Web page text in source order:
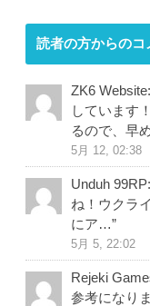
読者の方からのコ
ZK6 Website
しています
るので、早
5月 12, 02:38
Unduh 99RP
ね！ウクラ
にア…”
5月 5, 22:02
Rejeki
参考になり